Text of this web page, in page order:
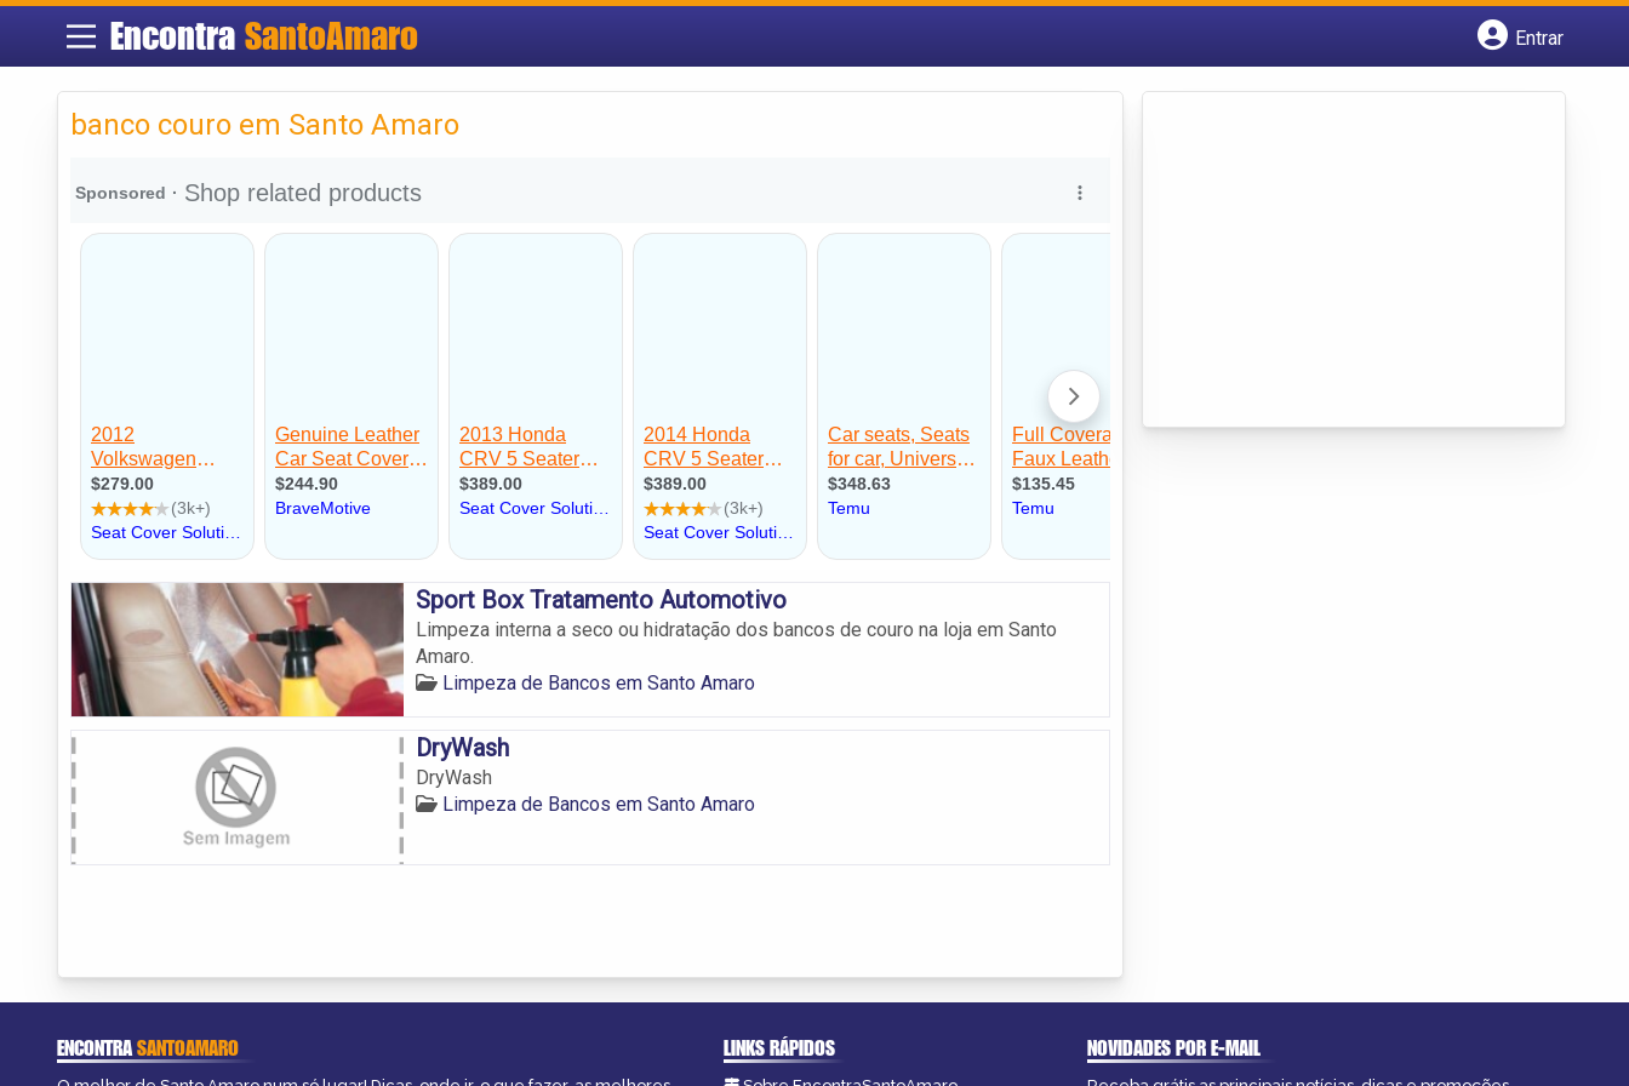
Encontra SantoAmaro
Entrar
banco couro em Santo Amaro
Sport Box Tratamento Automotivo
Limpeza interna a seco ou hidratação dos bancos de couro na loja em Santo
Amaro.
Limpeza de Bancos em Santo Amaro
DryWash
DryWash
Limpeza de Bancos em Santo Amaro
ENCONTRASANTOAMARO LINKS RÁPIDOS NOVIDADES POR E-MAIL